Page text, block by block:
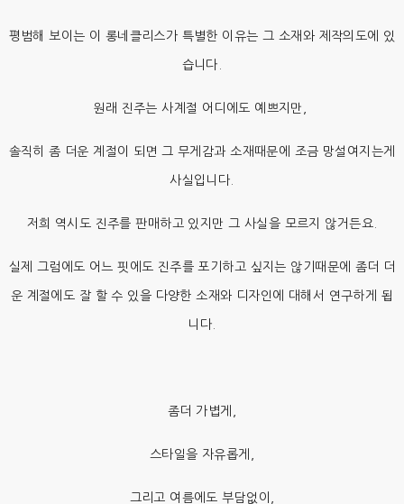
평범해 보이는 이 롱네클리스가 특별한 이유는 그 소재와 제작의도에 있
습니다.
원래 진주는 사계절 어디에도 예쁘지만,
솔직히 좀 더운 계절이 되면 그 무게감과 소재때문에 조금 망설여지는게
사실입니다.
저희 역시도 진주를 판매하고 있지만 그 사실을 모르지 않거든요.
실제 그럼에도 어느 핏에도 진주를 포기하고 싶지는 않기때문에 좀더 더
운 계절에도 잘 할 수 있을 다양한 소재와 디자인에 대해서 연구하게 됩
니다.
좀더 가볍게,
스타일을 자유롭게,
그리고 여름에도 부담없이,